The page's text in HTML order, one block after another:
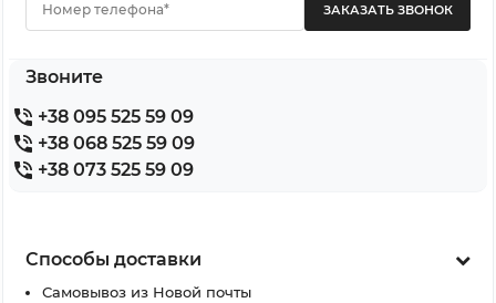
Номер телефона*
Звоните
+38 095 525 59 09
+38 068 525 59 09
+38 073 525 59 09
Способы доставки
Самовывоз из Новой почты